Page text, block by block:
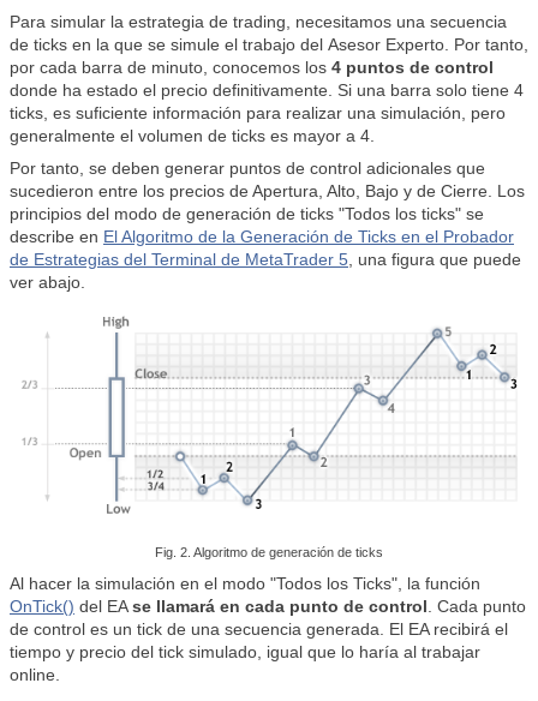
Para simular la estrategia de trading, necesitamos una secuencia
de ticks en la que se simule el trabajo del Asesor Experto . Por tanto,
por cada barra de minuto, conocemos los 4 puntos de control
donde ha estado el precio definitivamente. Si una barra solo tiene 4
ticks, es suficiente información para realizar una simulación, pero
generalmente el volumen de ticks es mayor a 4.
Por tanto, se deben generar puntos de control adicionales que
sucedieron entre los precios de Apertura, Alto, Bajo y de Cierre. Los
principios del modo de generación de ticks "Todos los ticks" se
describe en El Algoritmo de la Generación de Ticks en el Probador
de Estrategias del Terminal de MetaTrader 5 , una figura que puede
ver abajo.
Fig. 2. Algoritmo de generación de ticks
Al hacer la simulación en el modo "Todos los Ticks", la función
OnTick() del EAse llamará en cada punto de control . Cada punto
de control es un tick de una secuencia generada. El EA recibirá el
tiempo y precio del tick simulado, igual que lo haría al trabajar
online.